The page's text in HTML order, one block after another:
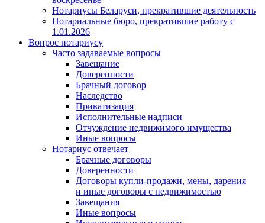
Нотариусы Беларуси, прекратившие деятельность
Нотариальные бюро, прекратившие работу с
1.01.2026
Вопрос нотариусу
Часто задаваемые вопросы
Завещание
Доверенности
Брачный договор
Наследство
Приватизация
Исполнительные надписи
Отчуждение недвижимого имущества
Иные вопросы
Нотариус отвечает
Брачные договоры
Доверенности
Договоры купли-продажи, мены, дарения
и иные договоры с недвижимостью
Завещания
Иные вопросы